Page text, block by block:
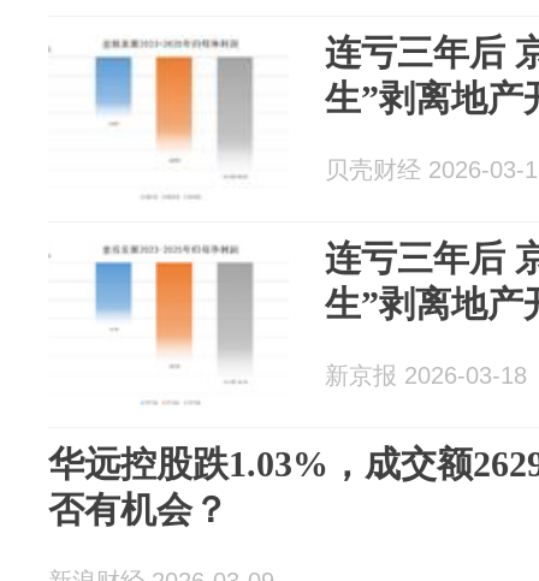
连亏三年后
生”剥离地产
贝壳财经 2026-03-
连亏三年后
生”剥离地产
新京报 2026-03-18
华远控股跌1.03%，成交额
否有机会？